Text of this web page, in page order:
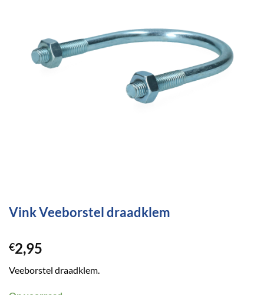
Vink Veeborstel draadklem
€2,95
Veeborstel draadklem.